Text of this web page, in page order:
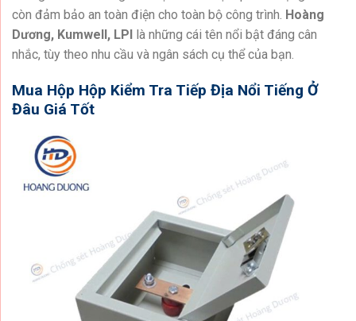
còn đảm bảo an toàn điện cho toàn bộ công trình. Hoàng
Dương, Kumwell, LPI
là những cái tên nổi bật đáng cân
nhắc, tùy theo nhu cầu và ngân sách cụ thể của bạn.
Mua Hộp Hộp Kiểm Tra Tiếp Địa Nổi Tiếng Ở
Đâu Giá Tốt